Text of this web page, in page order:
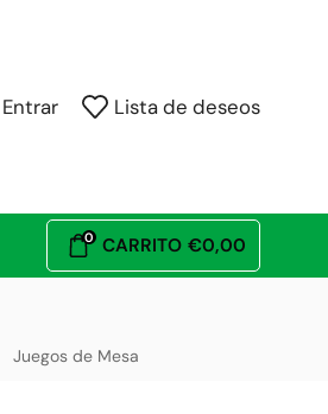
Entrar Lista de deseos
0 CARRITO €0,00
Juegos de Mesa